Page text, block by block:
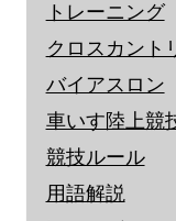
トレーニング
クロスカント
バイアスロン
車いす陸上競
競技ルール
用語解説